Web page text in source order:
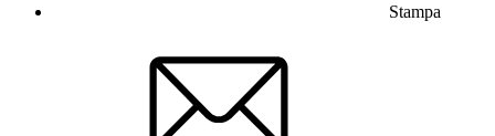
Stampa